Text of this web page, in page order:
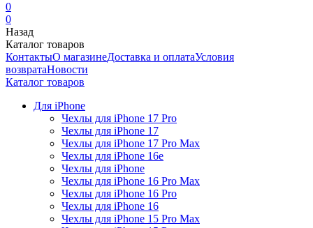
0
0
Назад
Каталог товаров
КонтактыО магазинеДоставка и оплатаУсловия
возвратаНовости
Каталог товаров
Для iPhone
Чехлы для iPhone 17 Pro
Чехлы для iPhone 17
Чехлы для iPhone 17 Pro Max
Чехлы для iPhone 16e
Чехлы для iPhone
Чехлы для iPhone 16 Pro Max
Чехлы для iPhone 16 Pro
Чехлы для iPhone 16
Чехлы для iPhone 15 Pro Max